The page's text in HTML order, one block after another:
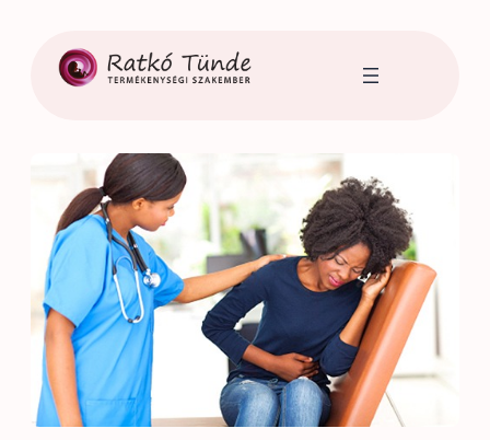
tartalomhoz